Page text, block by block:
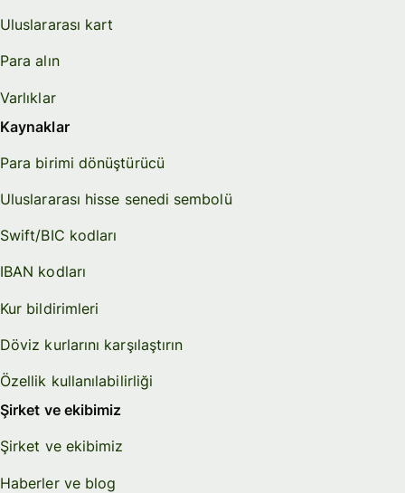
Uluslararası kart
Para alın
Varlıklar
Kaynaklar
Para birimi dönüştürücü
Uluslararası hisse senedi sembolü
Swift/BIC kodları
IBAN kodları
Kur bildirimleri
Döviz kurlarını karşılaştırın
Özellik kullanılabilirliği
Şirket ve ekibimiz
Şirket ve ekibimiz
Haberler ve blog